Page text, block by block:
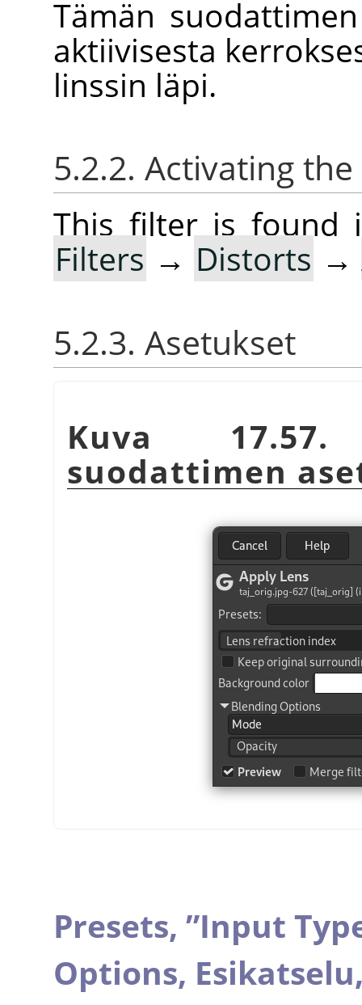
Tämän
aktiivisesta
linssin läpi.
5.2.2. Activating
This filter is found
Filters → Distorts →
5.2.3. Asetukset
Kuva
suodattimen
Presets, ”Input
Options,